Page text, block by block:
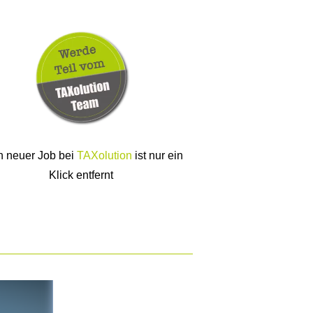
neuer Job bei TAXolution ist nur ein
Klick entfernt